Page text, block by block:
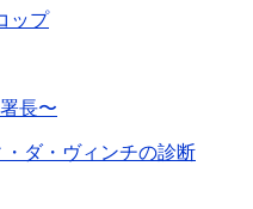
ップ
長〜
ダ・ヴィンチの診断